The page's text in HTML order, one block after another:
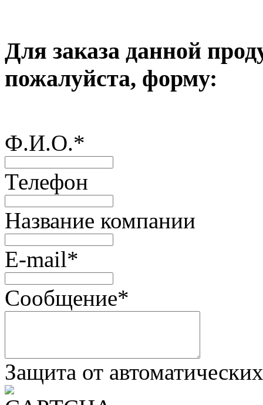
Для заказа данной
пожалуйста, форму:
Ф.И.О.*
Телефон
Название компании
E-mail*
Сообщение*
Защита от